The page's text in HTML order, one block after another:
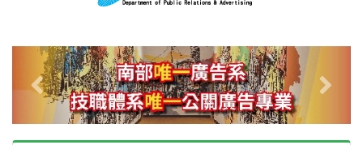
Previous Next